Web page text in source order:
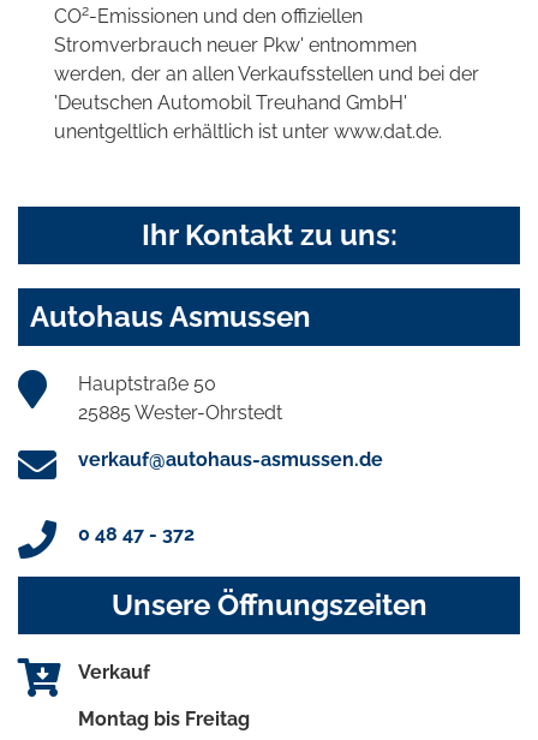
CO2-Emissionen und den offiziellen
Stromverbrauch neuer Pkw' entnommen
werden, der an allen Verkaufsstellen und bei der
'Deutschen Automobil Treuhand GmbH'
unentgeltlich erhältlich ist unter www.dat.de.
Ihr Kontakt zu uns:
Autohaus Asmussen
Hauptstraße 50
25885 Wester-Ohrstedt
verkauf@autohaus-asmussen.de
0 48 47 - 372
Unsere Öffnungszeiten
Verkauf
Montag bis Freitag